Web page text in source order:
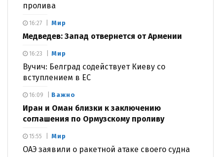
пролива
Мир
Медведев: Запад отвернется от Армении
16:27
Мир
Вучич: Белград содействует Киеву со
вступлением в ЕС
16:23
Важно
Иран и Оман близки к заключению
соглашения по Ормузскому проливу
16:09
Мир
ОАЭ заявили о ракетной атаке своего судна
15:55